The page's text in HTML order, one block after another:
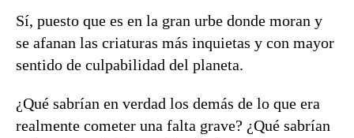
Sí, puesto que es en la gran urbe donde moran y
se afanan las criaturas más inquietas y con mayor
sentido de culpabilidad del planeta.
¿Qué sabrían en verdad los demás de lo que era
realmente cometer una falta grave? ¿Qué sabrían